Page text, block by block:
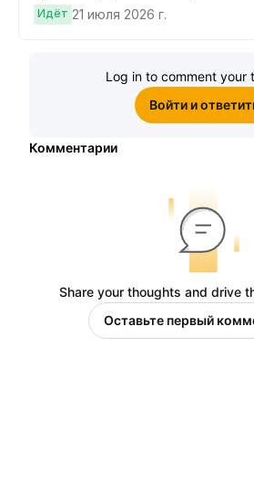
Cybertruck!
Идёт 21 июля 2026 г.
Log in to comment your
Войти и
Комментарии
Share your thoughts and drive
Оставьте первый